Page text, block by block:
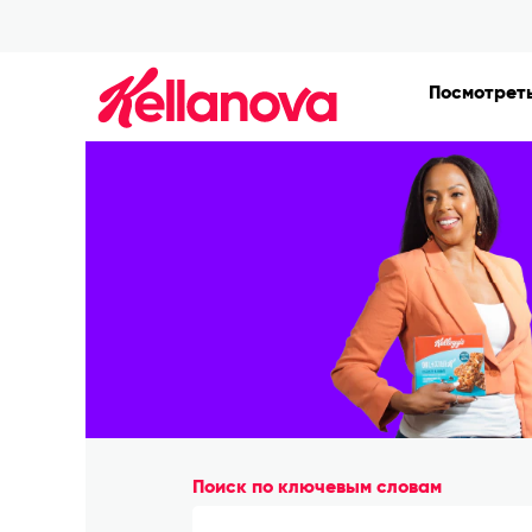
Поиск по ключевым словам